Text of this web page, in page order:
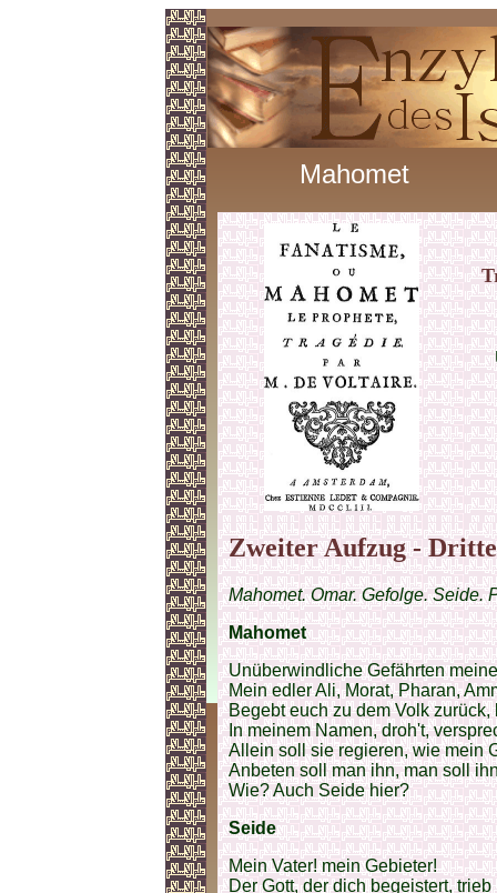
Mahomet
Zweiter Aufzug -
Mahomet. Omar. Gefolge. Seide.
Mahomet
Unüberwindliche Gefährten
Mein edler Ali, Morat, Pharan,
Begebt euch zu dem Volk zurück,
In meinem Namen, droh't,
Allein soll sie regieren, wie mein
Anbeten soll man ihn, man soll
Wie? Auch Seide hier?
Seide
Mein Vater! mein Gebieter!
Der Gott, der dich begeistert, trieb